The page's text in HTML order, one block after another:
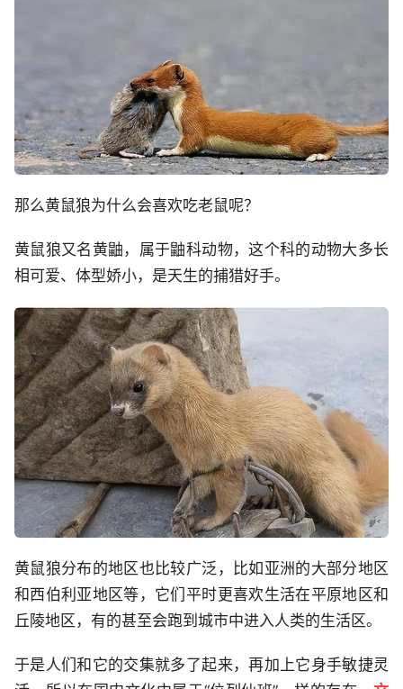
那么黄鼠狼为什么会喜欢吃老鼠呢？
黄鼠狼又名黄鼬，属于鼬科动物，这个科的动物大多长
相可爱、体型娇小，是天生的捕猎好手。
黄鼠狼分布的地区也比较广泛，比如亚洲的大部分地区
和西伯利亚地区等，它们平时更喜欢生活在平原地区和
丘陵地区，有的甚至会跑到城市中进入人类的生活区。
于是人们和它的交集就多了起来，再加上它身手敏捷灵